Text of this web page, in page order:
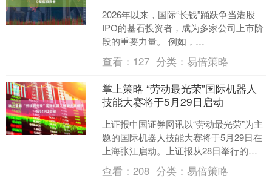
2026年以来，国际“长钱”踊跃争当港股
IPO的基石投资者，成为多家公司上市阶
段的重要力量。 例如，
MiniMaxGroupInc.(以下简称“MiniMax”....
查看： 127 分类： 易倍策略
掌上策略 “劳动最光荣”国际机器人
技能大赛将于5月29日启动
上证报中国证券网讯以“劳动最光荣”为主
题的国际机器人技能大赛将于5月29日在
上海张江启动。上证报从28日举行的媒
体通气会上获悉掌上策略掌上策略，本
次国际机器人技....
查看：208 分类： 易倍策略